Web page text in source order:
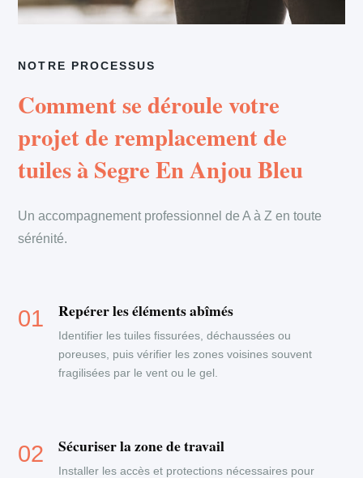
NOTRE PROCESSUS
Comment se déroule votre
projet de remplacement de
tuiles à Segre En Anjou Bleu
Un accompagnement professionnel de A à Z en toute
sérénité.
Repérer les éléments abîmés
Identifier les tuiles fissurées, déchaussées ou
poreuses, puis vérifier les zones voisines souvent
fragilisées par le vent ou le gel.
Sécuriser la zone de travail
Installer les accès et protections nécessaires pour